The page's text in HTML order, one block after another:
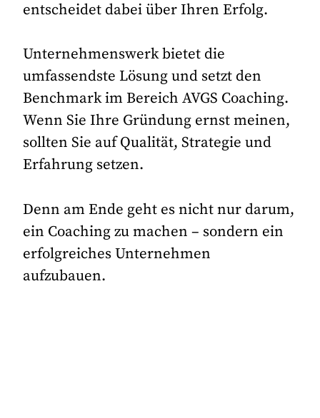
entscheidet dabei über Ihren Erfolg.
Unternehmenswerk bietet die
umfassendste Lösung und setzt den
Benchmark im Bereich AVGS Coaching.
Wenn Sie Ihre Gründung ernst meinen,
sollten Sie auf Qualität, Strategie und
Erfahrung setzen.
Denn am Ende geht es nicht nur darum,
ein Coaching zu machen – sondern ein
erfolgreiches Unternehmen
aufzubauen.